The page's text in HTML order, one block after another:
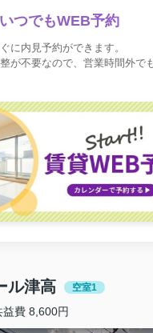
いつでもWEB予約
に内見予約ができます。
が不要なので、営業時間外で
ル津高 空室1
益費 8,600円